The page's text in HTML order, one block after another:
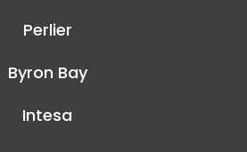
Perlier
Byron Bay
Intesa